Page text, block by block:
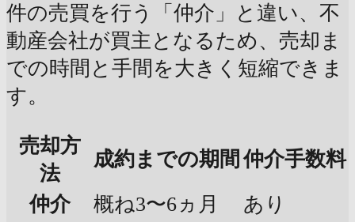
件の売買を行う「仲介」と違い、不
動産会社が買主となるため、売却ま
での時間と手間を大きく短縮できま
す。
売却方
法
成約までの期間 仲介手数料
仲介
概ね3〜6ヵ月
あり